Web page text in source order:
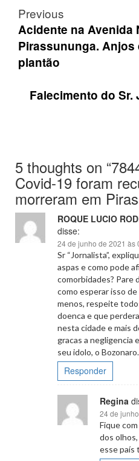
Post
navigation
Previous
Acidente na Avenida
Pirassununga. Anjos
plantão
Falecimento do
5 thoughts on “
Covid-19 foram
morreram em
ROQUE LUCIO
disse:
24 de junho de 2021 às
Sr “Jornalista”,
aspas e como pode
comorbidades? Pare
como esperar isso
menos, respeite
doenca e que
nesta cidade e mais
gracas a negligencia
seu idolo, o
Responder
Regina
24 de
Fique
dos
esse país